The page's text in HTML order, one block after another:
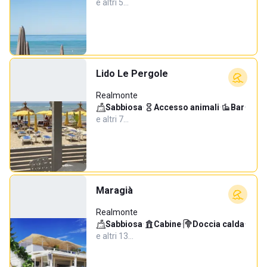
e altri 5…
Lido Le Pergole
Realmonte
Sabbiosa· Accesso animali· Bar·
e altri 7…
Maragià
Realmonte
Sabbiosa· Cabine· Doccia calda·
e altri 13…